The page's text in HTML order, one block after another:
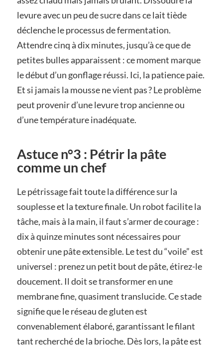
levure avec un peu de sucre dans ce lait tiède
déclenche le processus de fermentation.
Attendre cinq à dix minutes, jusqu’à ce que de
petites bulles apparaissent : ce moment marque
le début d’un gonflage réussi. Ici, la patience paie.
Et si jamais la mousse ne vient pas ? Le problème
peut provenir d’une levure trop ancienne ou
d’une température inadéquate.
Astuce n°3 : Pétrir la pâte
comme un chef
Le pétrissage fait toute la différence sur la
souplesse et la texture finale. Un robot facilite la
tâche, mais à la main, il faut s’armer de courage :
dix à quinze minutes sont nécessaires pour
obtenir une pâte extensible. Le test du “voile” est
universel : prenez un petit bout de pâte, étirez-le
doucement. Il doit se transformer en une
membrane fine, quasiment translucide. Ce stade
signifie que le réseau de gluten est
convenablement élaboré, garantissant le filant
tant recherché de la brioche. Dès lors, la pâte est